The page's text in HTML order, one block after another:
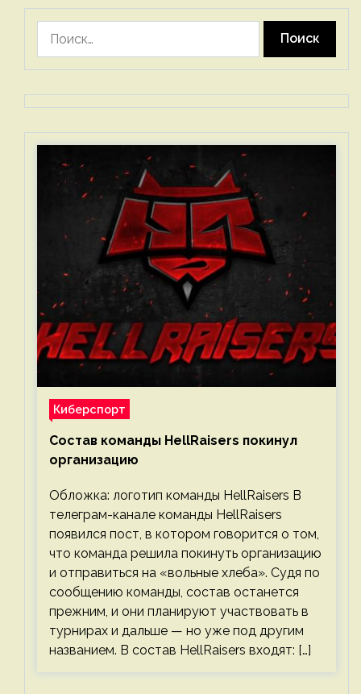
Киберспорт
Состав команды HellRaisers покинул
организацию
Обложка: логотип команды HellRaisers В
телеграм-канале команды HellRaisers
появился пост, в котором говорится о том,
что команда решила покинуть организацию
и отправиться на «вольные хлеба». Судя по
сообщению команды, состав останется
прежним, и они планируют участвовать в
турнирах и дальше — но уже под другим
названием. В состав HellRaisers входят: […]